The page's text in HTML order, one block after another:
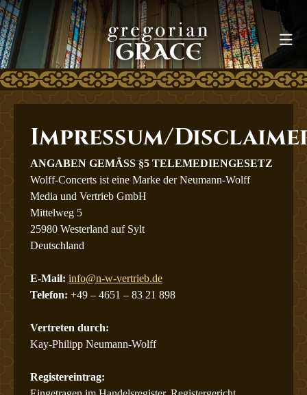
VIDEO
TICKETS
KÜNSTLER
GALERIE
PRESSE
Impressum/
ANGABEN GEMÄSS §5 TELEMEDIENGESETZ
Wolff-Concerts ist eine Marke der Neumann-Wolff
Media und Vertrieb GmbH
Mittelweg 5
25980 Westerland auf Sylt
Deutschland
E-Mail: info@n-w-vertrieb.de
Telefon: +49 – 4651 – 83 21 898
Vertreten durch:
Kay-Philipp Neumann-Wolff
Registereintrag: